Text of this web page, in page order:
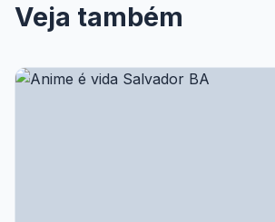
Veja também